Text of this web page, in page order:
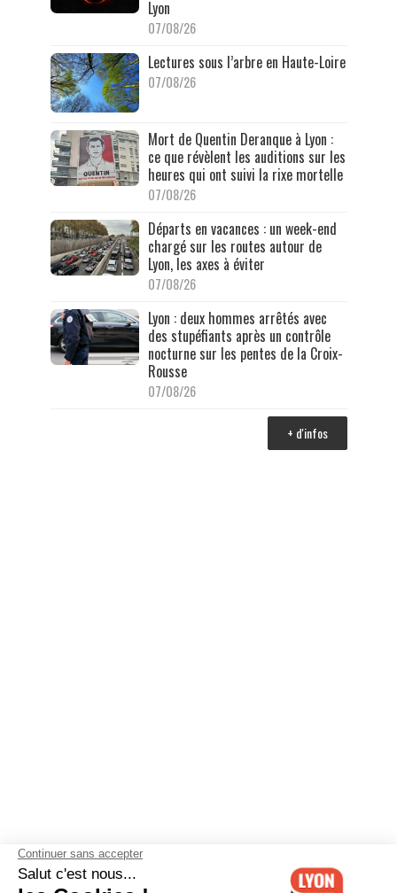
Lyon
07/08/26
Lectures sous l’arbre en Haute-Loire
07/08/26
Mort de Quentin Deranque à Lyon :
ce que révèlent les auditions sur les
heures qui ont suivi la rixe mortelle
07/08/26
Départs en vacances : un week-end
chargé sur les routes autour de
Lyon, les axes à éviter
07/08/26
Lyon : deux hommes arrêtés avec
des stupéfiants après un contrôle
nocturne sur les pentes de la Croix-
Rousse
07/08/26
+ d'infos